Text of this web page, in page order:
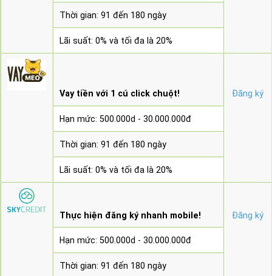
Thời gian: 91 đến 180 ngày
Lãi suất: 0% và tối đa là 20%
Vay tiền với 1 cú click chuột! Đăng ký
Hạn mức: 500.000d - 30.000.000đ
Thời gian: 91 đến 180 ngày
Lãi suất: 0% và tối đa là 20%
Thực hiện đăng ký nhanh mobile! Đăng ký
Hạn mức: 500.000d - 30.000.000đ
Thời gian: 91 đến 180 ngày